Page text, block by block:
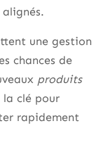
une gestion
chances de
produits
la clé pour
rapidement